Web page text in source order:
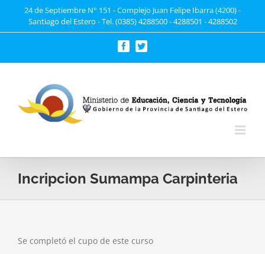
24 de Septiembre N° 151 - Complejo Juan Felipe Ibarra (4200) -
Santiago del Estero - Tel. (0385) 4288500 - 4288501 - 4288502
FacebookTwitter
Incripcion Sumampa Carpinteria
Se completó el cupo de este curso